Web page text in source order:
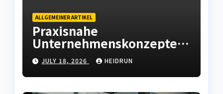
ALLGEMEINER ARTIKEL
Praxisnahe
Unternehmenskonzepte
mit wirtschaftlicher
Weitsicht
JULY 18, 2026 HEIDRUN